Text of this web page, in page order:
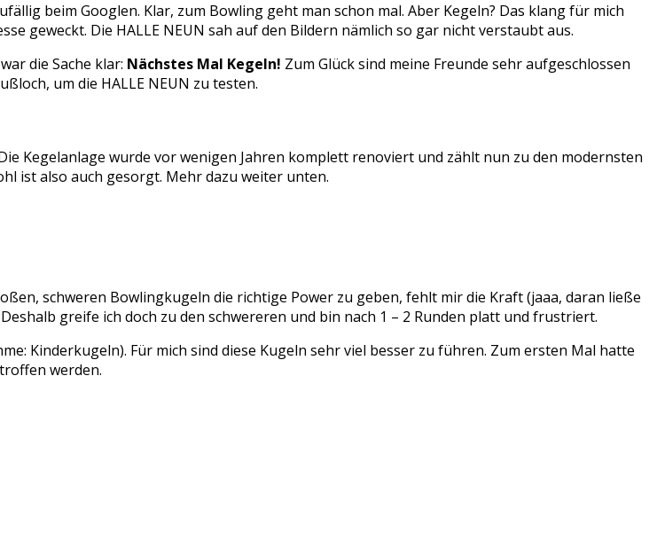
beim Googlen. Klar, zum Bowling geht man schon mal. Aber Kegeln? Das klang für mich
geweckt. Die HALLE NEUN sah auf den Bildern nämlich so gar nicht verstaubt aus.
die Sache klar: Nächstes Mal Kegeln! Zum Glück sind meine Freunde sehr aufgeschlossen
um die HALLE NEUN zu testen.
Kegelanlage wurde vor wenigen Jahren komplett renoviert und zählt nun zu den modernsten
ist also auch gesorgt. Mehr dazu weiter unten.
schweren Bowlingkugeln die richtige Power zu geben, fehlt mir die Kraft (jaaa, daran ließe
greife ich doch zu den schwereren und bin nach 1 – 2 Runden platt und frustriert.
Kinderkugeln). Für mich sind diese Kugeln sehr viel besser zu führen. Zum ersten Mal hatte
werden.